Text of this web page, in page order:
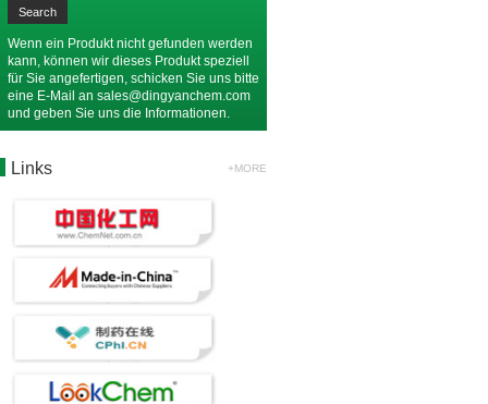
Wenn ein Produkt nicht gefunden werden
kann, können wir dieses Produkt speziell
für Sie angefertigen, schicken Sie uns bitte
eine E-Mail an sales@dingyanchem.com
und geben Sie uns die Informationen.
Links +MORE